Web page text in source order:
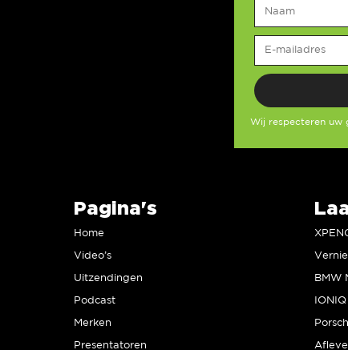
Wij respecteren uw
Pagina's
Home
Video’s
Uitzendingen
Podcast
Merken
Presentatoren